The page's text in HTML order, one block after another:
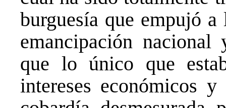
burguesía que empujó
emancipación nacional
que lo único que
intereses económicos